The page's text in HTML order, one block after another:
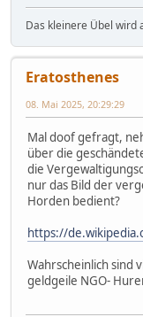
Das kleinere Übel wird
Eratosthenes
08. Mai 2025, 20:29:29
Mal doof gefragt,
über die
die
nur das Bild der
Horden bedient?
https://
Wahrscheinlich sind
geldgeile NGO-